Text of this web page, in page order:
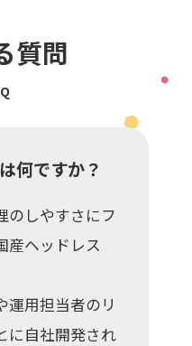
質問
は何ですか？
のしやすさにフ
産ヘッドレス
運用担当者のリ
に自社開発され